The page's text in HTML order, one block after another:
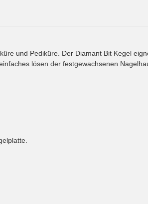
und Pediküre. Der Diamant Bit Kegel
lösen der festgewachsenen